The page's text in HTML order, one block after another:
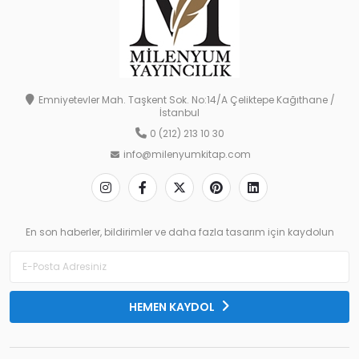
Emniyetevler Mah. Taşkent Sok. No:14/A Çeliktepe Kağıthane /
İstanbul
0 (212) 213 10 30
info@milenyumkitap.com
En son haberler, bildirimler ve daha fazla tasarım için kaydolun
HEMEN KAYDOL